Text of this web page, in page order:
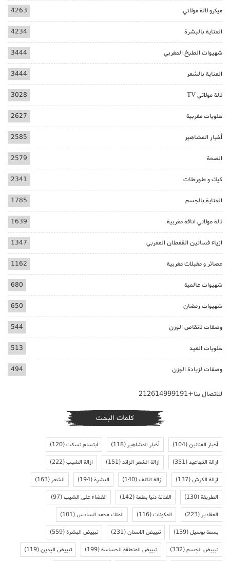
ميكرو لالة مولاتي 4263
العناية بالبشرة 4234
شهيوات الطبخ المغربي 3444
العناية بالشعر 3444
لالة مولاتي TV 3028
حلويات مغربية 2627
أخبار المشاهير 2585
الصحة 2579
كيك و طورطات 2341
العناية بالجسم 1785
لالة مولاتي اناقة مغربية 1639
ازياء فساتين القفطان المغربي 1347
عصائر و مقبلات مغربية 1162
شهيوات عالمية 680
شهيوات رمضان 650
وصفات لانقاص الوزن 544
حلويات العيد 513
وصفات لزيادة الوزن 494
للاتصال بنا+212614999191
كلمات البحث
أخبار الفنانين(104) أخبار المشاهير(118) ابتسام تسكت(120)
ازالة التجاعيد(351) ازالة الشعر الزائد(151) ازالة الشيب(222)
ازالة الكرش(137) ازالة الكلف(140) البشرة(194) الشعر(163)
الطريقة(130) الفنانة دنيا بطمة(142) القضاء على الشيب(97)
المقادير(223) المكونات(116) الملك محمد السادس(101)
بسمة بوسيل(139) تبييض الاسنان(231) تبييض البشرة(559)
تبييض الجسم(332) تبييض المنطقة الحساسة(199) تبييض اليدين(119)